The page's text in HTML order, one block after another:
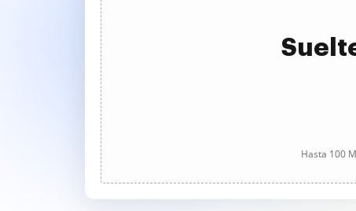
Hasta 100